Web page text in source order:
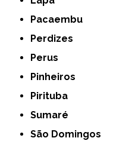
Pacaembu
Perdizes
Perus
Pinheiros
Pirituba
Sumaré
São Domingos